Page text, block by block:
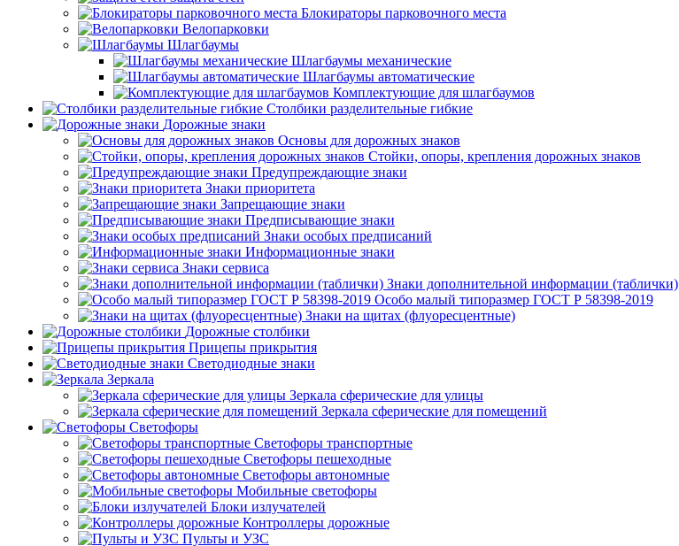
Блокираторы парковочного места
Велопарковки
Шлагбаумы
Шлагбаумы механические
Шлагбаумы автоматические
Комплектующие для шлагбаумов
Столбики разделительные гибкие
Дорожные знаки
Основы для дорожных знаков
Стойки, опоры, крепления дорожных знаков
Предупреждающие знаки
Знаки приоритета
Запрещающие знаки
Предписывающие знаки
Знаки особых предписаний
Информационные знаки
Знаки сервиса
Знаки дополнительной информации (таблички)
Особо малый типоразмер ГОСТ Р 58398-2019
Знаки на щитах (флуоресцентные)
Дорожные столбики
Прицепы прикрытия
Светодиодные знаки
Зеркала
Зеркала сферические для улицы
Зеркала сферические для помещений
Светофоры
Светофоры транспортные
Светофоры пешеходные
Светофоры автономные
Мобильные светофоры
Блоки излучателей
Контроллеры дорожные
Пульты и УЗС